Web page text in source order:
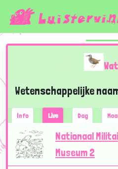
Wetenschappelijke
Info Live Dag
Nationaal
Museum 2